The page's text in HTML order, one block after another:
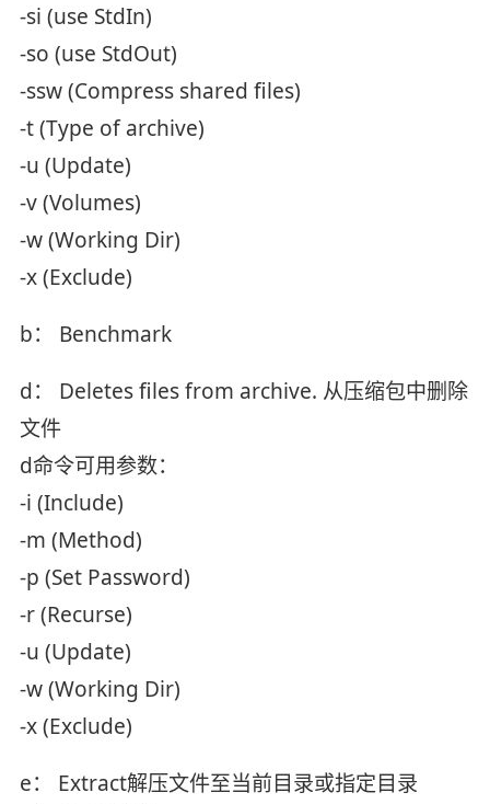
-si (use StdIn)
-so (use StdOut)
-ssw (Compress shared files)
-t (Type of archive)
-u (Update)
-v (Volumes)
-w (Working Dir)
-x (Exclude)
b： Benchmark
d： Deletes files from archive. 从压缩包中删除
文件
d命令可用参数：
-i (Include)
-m (Method)
-p (Set Password)
-r (Recurse)
-u (Update)
-w (Working Dir)
-x (Exclude)
e： Extract解压文件至当前目录或指定目录